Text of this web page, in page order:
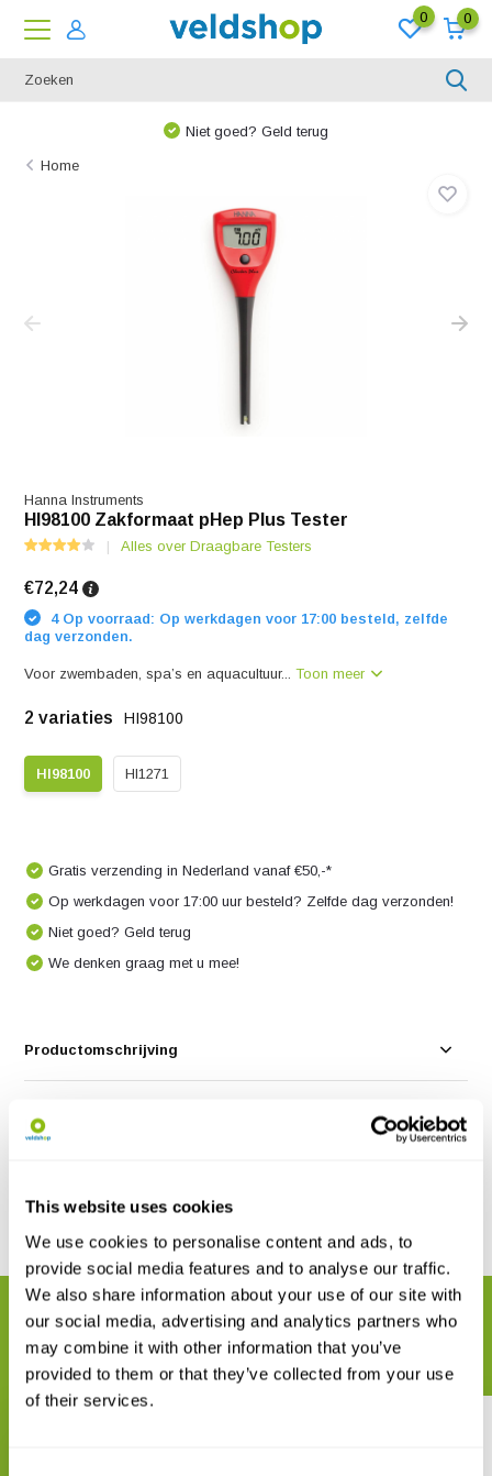
This website uses cookies
We use cookies to personalise content and ads, to
provide social media features and to analyse our traffic.
We also share information about your use of our site with
our social media, advertising and analytics partners who
may combine it with other information that you’ve
provided to them or that they’ve collected from your use
of their services.
0 0
Niet goed? Geld terug
Home
Hanna Instruments
HI98100 Zakformaat pHep Plus Tester
Alles over Draagbare Testers
€72,24
4 Op voorraad: Op werkdagen voor 17:00 besteld, zelfde
dag verzonden.
Voor zwembaden, spa’s en aquacultuur...Toon meer
2 variaties HI98100
HI98100 HI1271
Gratis verzending in Nederland vanaf €50,-*
Op werkdagen voor 17:00 uur besteld? Zelfde dag verzonden!
Niet goed? Geld terug
We denken graag met u mee!
Productomschrijving
Delen
GERELATEERDE PRODUCTEN
Maak uw bestelling compleet